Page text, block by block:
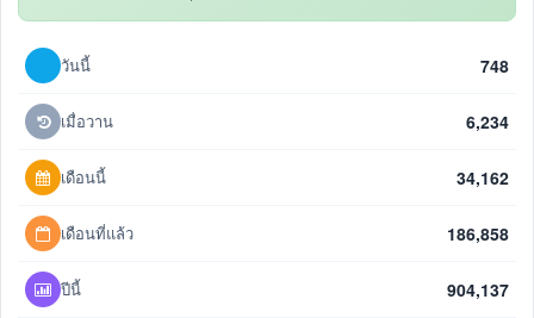
วันนี้ 748
เมื่อวาน 6,234
เดือนนี้ 34,162
เดือนที่แล้ว 186,858
ปีนี้ 904,137